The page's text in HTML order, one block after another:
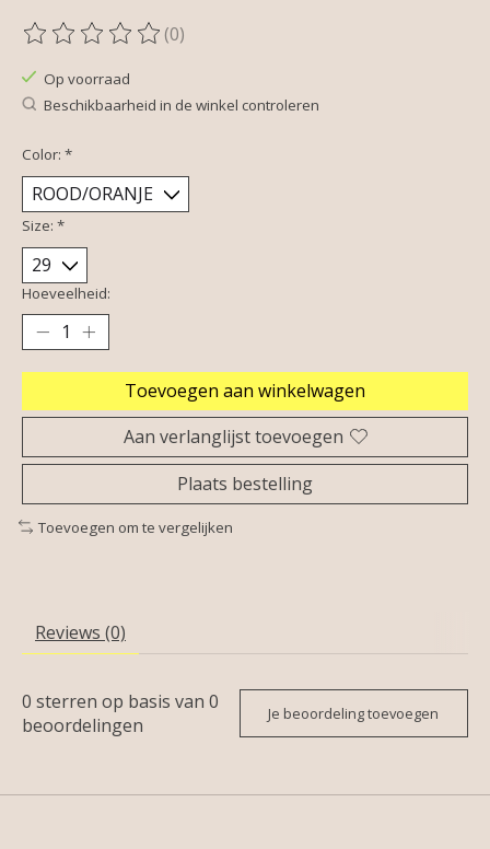
De beoordeling van dit product is
(0)
Op voorraad
Beschikbaarheid in de winkel controleren
Color: *
Size: *
Hoeveelheid:
Toevoegen aan winkelwagen
Aan verlanglijst toevoegen
Plaats bestelling
Toevoegen om te vergelijken
Reviews (0)
0 sterren op basis van 0
beoordelingen
Je beoordeling toevoegen